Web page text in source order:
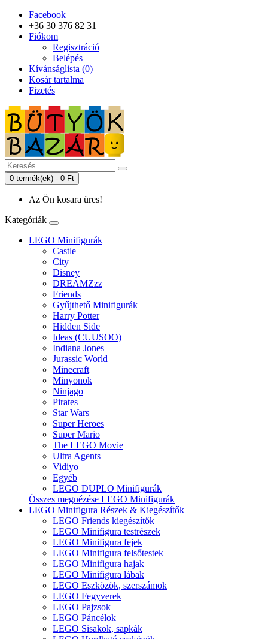
Facebook
+36 30 376 82 31
Fiókom
Regisztráció
Belépés
Kívánságlista (0)
Kosár tartalma
Fizetés
0 termék(ek) - 0 Ft
Az Ön kosara üres!
Kategóriák
LEGO Minifigurák
Castle
City
Disney
DREAMZzz
Friends
Gyűjthető Minifigurák
Harry Potter
Hidden Side
Ideas (CUUSOO)
Indiana Jones
Jurassic World
Minecraft
Minyonok
Ninjago
Pirates
Star Wars
Super Heroes
Super Mario
The LEGO Movie
Ultra Agents
Vidiyo
Egyéb
LEGO DUPLO Minifigurák
Összes megnézése LEGO Minifigurák
LEGO Minifigura Részek & Kiegészítők
LEGO Friends kiegészítők
LEGO Minifigura testrészek
LEGO Minifigura fejek
LEGO Minifigura felsőtestek
LEGO Minifigura hajak
LEGO Minifigura lábak
LEGO Eszközök, szerszámok
LEGO Fegyverek
LEGO Pajzsok
LEGO Páncélok
LEGO Sisakok, sapkák